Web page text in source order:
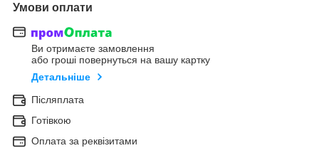
Умови оплати
Ви отримаєте замовлення
або гроші повернуться на вашу картку
Детальніше
Післяплата
Готівкою
Оплата за реквізитами